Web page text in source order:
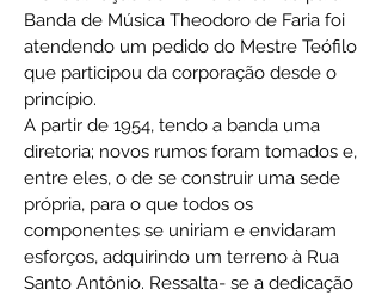
Banda de Música Theodoro de Faria foi
atendendo um pedido do Mestre Teófilo
que participou da corporação desde o
princípio.
A partir de 1954, tendo a banda uma
diretoria; novos rumos foram tomados e,
entre eles, o de se construir uma sede
própria, para o que todos os
componentes se uniriam e envidaram
esforços, adquirindo um terreno à Rua
Santo Antônio. Ressalta- se a dedicação